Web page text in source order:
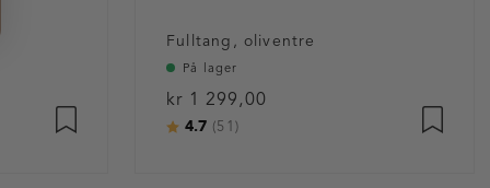
Fulltang, oliventre
På lager
kr 1 299,00
Karakter:
4.7 (51)